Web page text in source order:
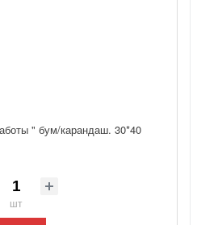
" бум/карандаш. 30*40
шт